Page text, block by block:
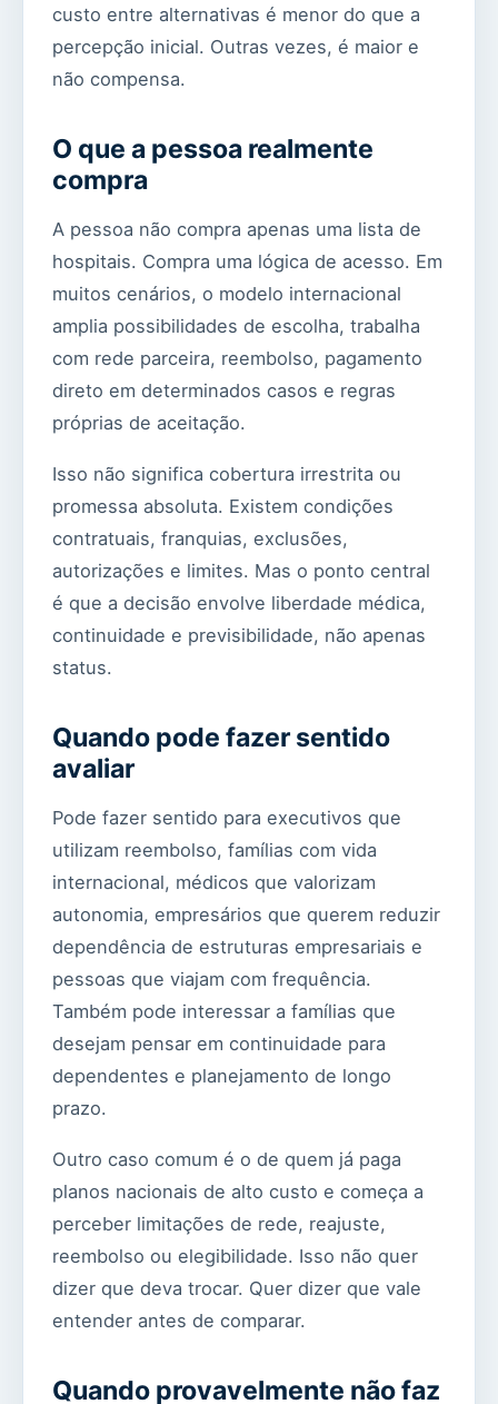
custo entre alternativas é menor do que a
percepção inicial. Outras vezes, é maior e
não compensa.
O que a pessoa realmente
compra
A pessoa não compra apenas uma lista de
hospitais. Compra uma lógica de acesso. Em
muitos cenários, o modelo internacional
amplia possibilidades de escolha, trabalha
com rede parceira, reembolso, pagamento
direto em determinados casos e regras
próprias de aceitação.
Isso não significa cobertura irrestrita ou
promessa absoluta. Existem condições
contratuais, franquias, exclusões,
autorizações e limites. Mas o ponto central
é que a decisão envolve liberdade médica,
continuidade e previsibilidade, não apenas
status.
Quando pode fazer sentido
avaliar
Pode fazer sentido para executivos que
utilizam reembolso, famílias com vida
internacional, médicos que valorizam
autonomia, empresários que querem reduzir
dependência de estruturas empresariais e
pessoas que viajam com frequência.
Também pode interessar a famílias que
desejam pensar em continuidade para
dependentes e planejamento de longo
prazo.
Outro caso comum é o de quem já paga
planos nacionais de alto custo e começa a
perceber limitações de rede, reajuste,
reembolso ou elegibilidade. Isso não quer
dizer que deva trocar. Quer dizer que vale
entender antes de comparar.
Quando provavelmente não faz